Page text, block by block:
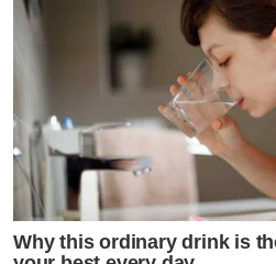
ล่าสุด ในวันเด็กแห่งชาติปีนี้ ก็มีเ
วัยกันอีกเช่นเคย งานนี้เราเลยข
กับรูปสมัยเด็กมาฝากให้แฟนๆ ไ
กันได้ไหมคะว่าใครเป็นใครบ้าง
Why this ordinary drink is